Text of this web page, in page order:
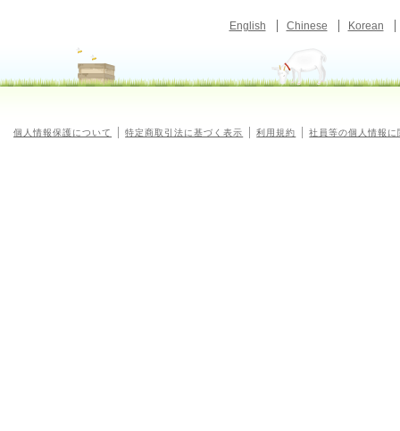
English Chinese Korean
個人情報保護について 特定商取引法に基づく表示 利用規約 社員等の個人情報